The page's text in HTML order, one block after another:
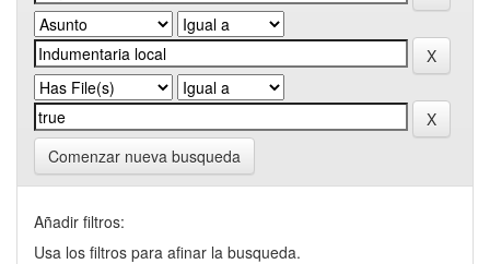
Comenzar nueva busqueda
Añadir filtros:
Usa los filtros para afinar la busqueda.